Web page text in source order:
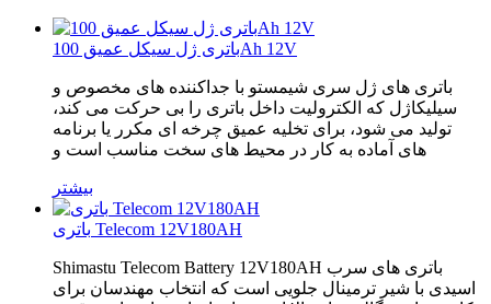
باتری ژل سیکل عمیق 100Ah 12V
باتری های ژل سری شیمستو با جداکننده های مخصوص و
سیلیکاژل که الکترولیت داخل باتری را بی حرکت می کند،
تولید می شود، برای تخلیه عمیق چرخه ای مکرر یا برنامه
های آماده به کار در محیط های سخت مناسب است و
بیشتر
باتری Telecom 12V180AH
Shimastu Telecom Battery 12V180AH باتری های سرب
اسیدی با شیر ترمینال جلویی است که انتخاب مهندسان برای